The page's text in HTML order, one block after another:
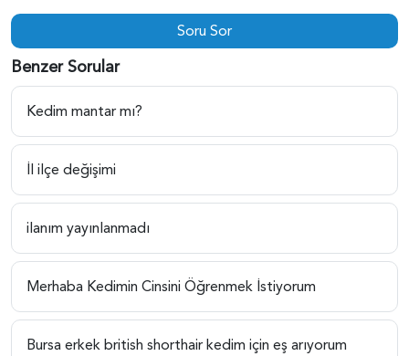
Soru Sor
Benzer Sorular
Kedim mantar mı?
İl ilçe değişimi
ilanım yayınlanmadı
Merhaba Kedimin Cinsini Öğrenmek İstiyorum
Bursa erkek british shorthair kedim için eş arıyorum